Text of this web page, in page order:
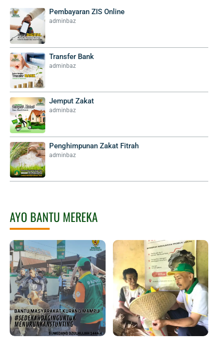
Pembayaran ZIS Online
adminbaz
Transfer Bank
adminbaz
Jemput Zakat
adminbaz
Penghimpunan Zakat Fitrah
adminbaz
AYO BANTU MEREKA